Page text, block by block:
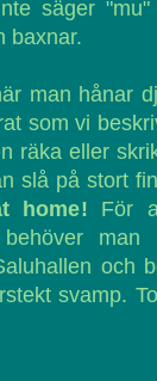
säger
baxnar.
man hånar
som vi
räka eller
slå på stort
home! För
man
och
svamp.